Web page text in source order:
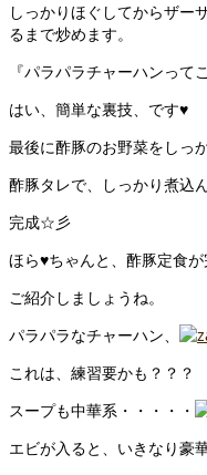
しっかりほぐしてからザー
るまで炒めます。
『パラパラチャーハンって
はい、簡単な裏技、です♥
最後に酢豚のお野菜をしっ
酢豚タレで、しっかり煮込
完成☆彡
ほら♥ちゃんと、酢豚定食
ご紹介しましょうね。
パラパラなチャーハン、
これは、練習要かも？？？
スープも中華系・・・・・
エビが入ると、いきなり豪